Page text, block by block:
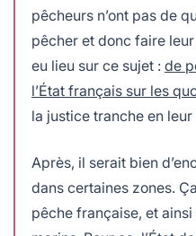
pêcheurs n’ont pas de
pêcher et donc faire
eu lieu sur ce sujet : de
l’État français sur les
la justice tranche en leur
Après, il serait bien
dans certaines zones.
pêche française, et